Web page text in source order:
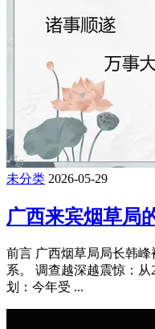
未分类 2026-05-29
广西来宾烟草局
前言 广西烟草局局长韩
系。 调查越深越震惊：
划：今年受 ...